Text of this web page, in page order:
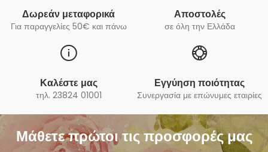
Δωρεάν μεταφορικά
Για παραγγελίες 50€ και πάνω
Αποστολές
σε όλη την Ελλάδα
Καλέστε μας
τηλ. 23824 01001
Εγγύηση ποιότητας
Συνεργασία με επώνυμες εταιρίες
Μάθετε πρώτοι τις προσφορές μας